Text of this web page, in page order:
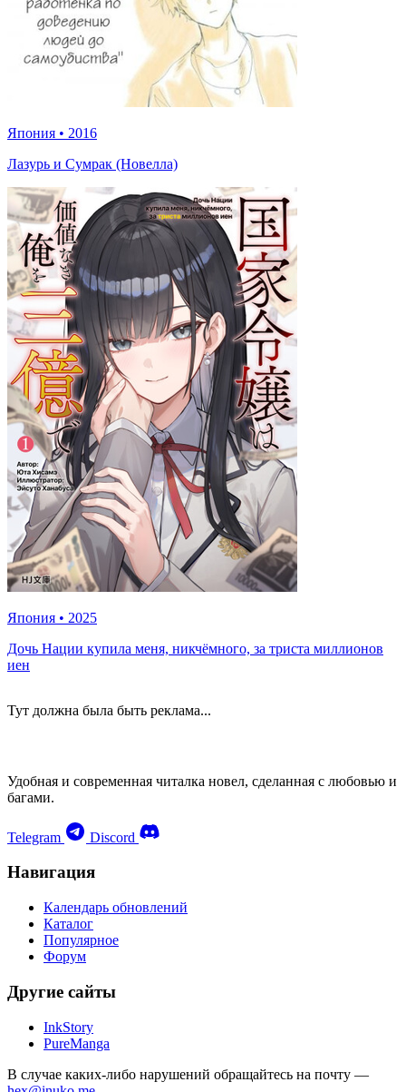
Япония • 2016
Лазурь и Сумрак (Новелла)
Япония • 2025
Дочь Нации купила меня, никчёмного, за триста миллионов
иен
Тут должна была быть реклама...
Удобная и современная читалка новел, сделанная с любовью и
багами.
Telegram Discord
Навигация
Календарь обновлений
Каталог
Популярное
Форум
Другие сайты
InkStory
PureManga
В случае каких-либо нарушений обращайтесь на почту —